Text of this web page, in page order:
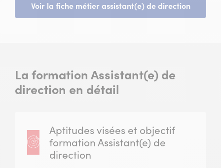
Voir la fiche métier assistant(e) de direction
La formation Assistant(e) de
direction en détail
Aptitudes visées et objectif
formation Assistant(e) de
direction